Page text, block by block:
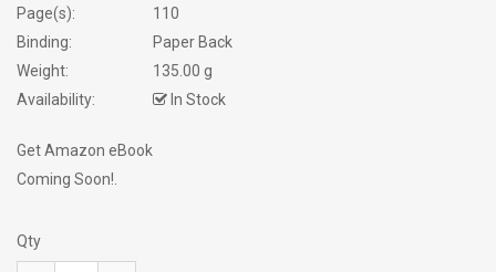
Page(s):
110
Binding:
Paper Back
Weight:
135.00 g
Availability:
In Stock
Get Amazon eBook
Coming Soon!.
Qty